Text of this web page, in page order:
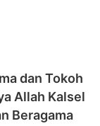
dan Tokoh
Allah Kalsel
Beragama